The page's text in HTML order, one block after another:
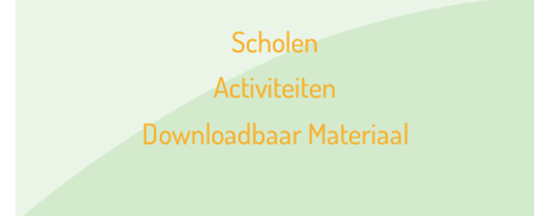
Scholen
Activiteiten
Downloadbaar Materiaal